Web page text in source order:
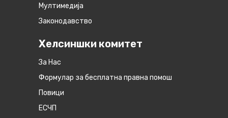
Мултимедија
Законодавство
Хелсиншки комитет
За Нас
Формулар за бесплатна правна помош
Повици
ЕСЧП